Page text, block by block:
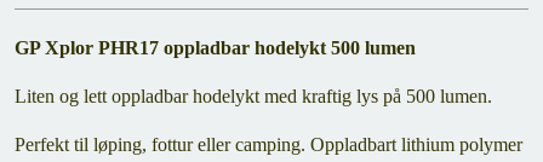
GP Xplor PHR17 oppladbar hodelykt 500 lumen
Liten og lett oppladbar hodelykt med kraftig lys på 500 lumen.
Perfekt til løping, fottur eller camping. Oppladbart lithium polymer